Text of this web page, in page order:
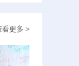
看更多 >